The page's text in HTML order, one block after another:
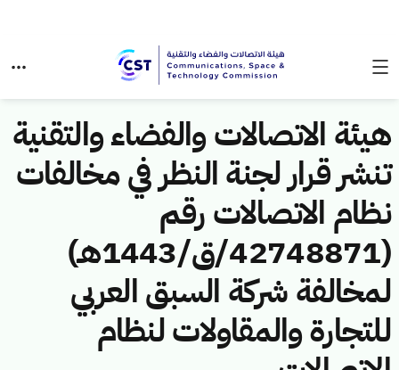
هيئة الاتصالات والفضاء والتقنية
تنشر قرار لجنة النظر في مخالفات
نظام الاتصالات رقم
(42748871/ق/1443هـ)
لمخالفة شركة السبق العربي
للتجارة والمقاولات لنظام